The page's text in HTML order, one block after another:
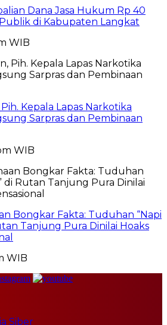
Dana Jasa Hukum Rp 40
di Kabupaten Langkat
WIB
Kepala Lapas Narkotika
Sarpras dan Pembinaan
WIB
Bongkar Fakta: Tuduhan “Napi
Tanjung Pura Dinilai Hoaks
WIB
Siber